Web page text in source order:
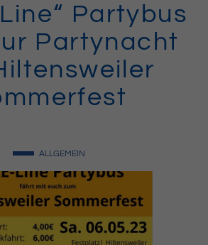
Partybus
Partynacht
ALLGEMEIN